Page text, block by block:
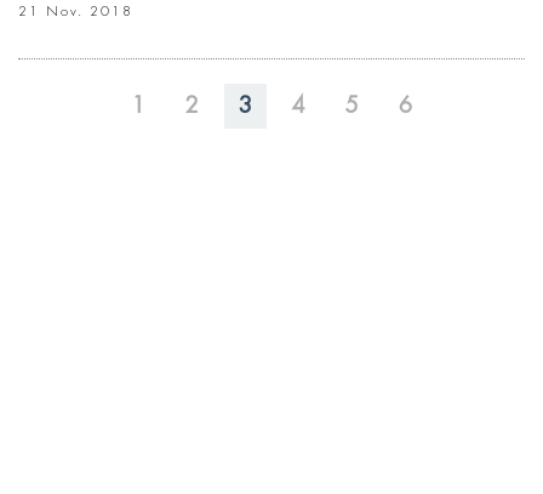
21 Nov. 2018
1 2 3 4 5 6